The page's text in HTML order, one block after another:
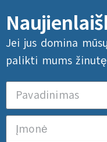
Jei jus domina
palikti mums